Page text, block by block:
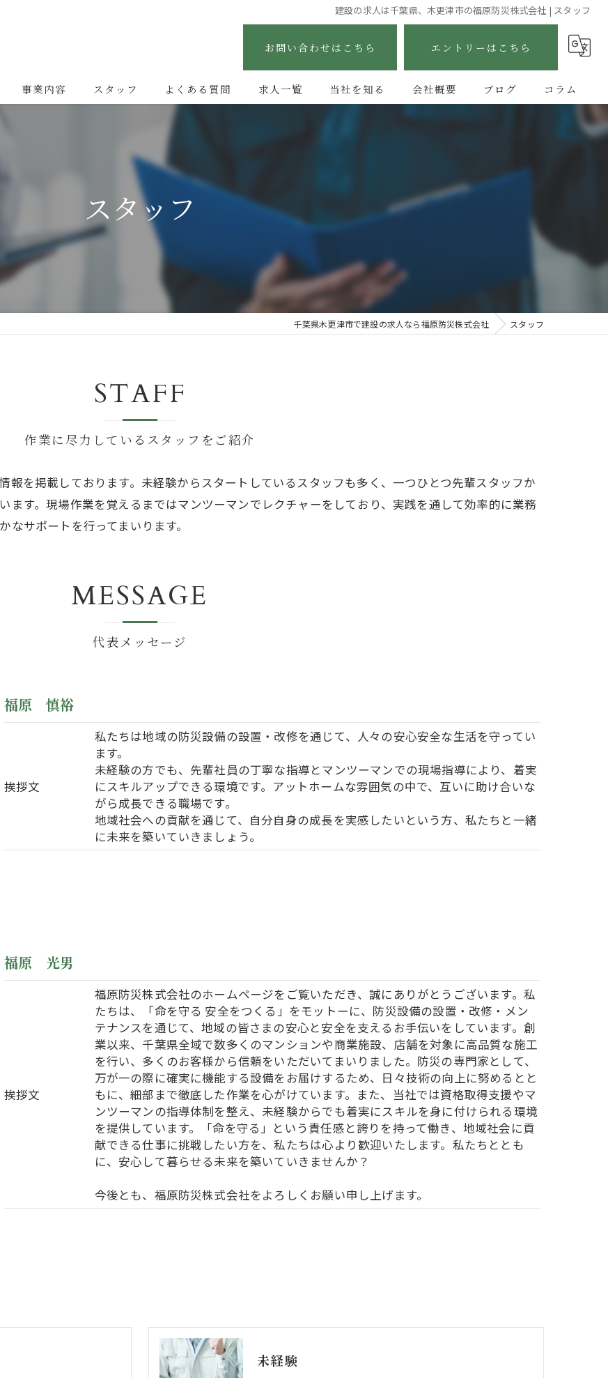
建設の求人は千葉県、木更津市の福原防災株式会社 | スタッフ
お問い合わせはこちら エントリーはこちら
事業内容 スタッフ よくある質問 求人一覧 当社を知る
高収入
消防設備工事
会社概要 ブログ コラム
スタッフ
千葉県木更津市で建設の求人なら福原防災株式会社 スタッフ
作業に尽力しているスタッフをご紹介
STAFF
報を掲載しております。未経験からスタートしているスタッフも多く、一つひとつ先輩スタッフか
ます。現場作業を覚えるまではマンツーマンでレクチャーをしており、実践を通して効率的に業務
サポートを行ってまいります。
MESSAGE
代表メッセージ
福原 慎裕
挨拶文
私たちは地域の防災設備の設置・改修を通じて、人々の安心安全な生活を守ってい
ます。
未経験の方でも、先輩社員の丁寧な指導とマンツーマンでの現場指導により、着実
にスキルアップできる環境です。アットホームな雰囲気の中で、互いに助け合いな
がら成長できる職場です。
地域社会への貢献を通じて、自分自身の成長を実感したいという方、私たちと一緒
に未来を築いていきましょう。
福原 光男
挨拶文
福原防災株式会社のホームページをご覧いただき、誠にありがとうございます。私
たちは、「命を守る 安全をつくる」をモットーに、防災設備の設置・改修・メン
テナンスを通じて、地域の皆さまの安心と安全を支えるお手伝いをしています。創
業以来、千葉県全域で数多くのマンションや商業施設、店舗を対象に高品質な施工
を行い、多くのお客様から信頼をいただいてまいりました。防災の専門家として、
万が一の際に確実に機能する設備をお届けするため、日々技術の向上に努めるとと
もに、細部まで徹底した作業を心がけています。また、当社では資格取得支援やマ
ンツーマンの指導体制を整え、未経験からでも着実にスキルを身に付けられる環境
を提供しています。「命を守る」という責任感と誇りを持って働き、地域社会に貢
献できる仕事に挑戦したい方を、私たちは心より歓迎いたします。私たちととも
に、安心して暮らせる未来を築いていきませんか？
今後とも、福原防災株式会社をよろしくお願い申し上げます。
未経験